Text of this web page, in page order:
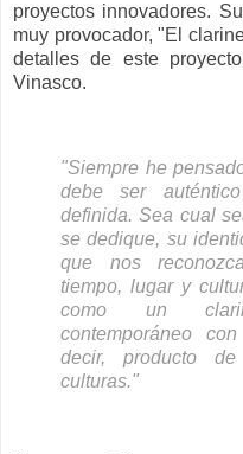
proyectos innovadores.
muy provocador, "El
detalles de este
Vinasco.
"Siempre he
debe ser
definida. Sea cual
se dedique, su
que nos
tiempo, lugar y
como un
contemporáneo
decir, producto
culturas."